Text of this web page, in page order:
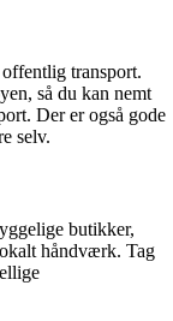
transport.
så du kan nemt
Der er også gode
selv.
butikker,
håndværk. Tag